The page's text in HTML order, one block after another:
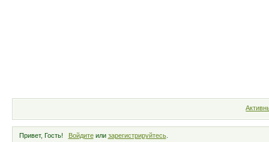
Привет, Гость! Войдитеили зарегистрируйтесь.